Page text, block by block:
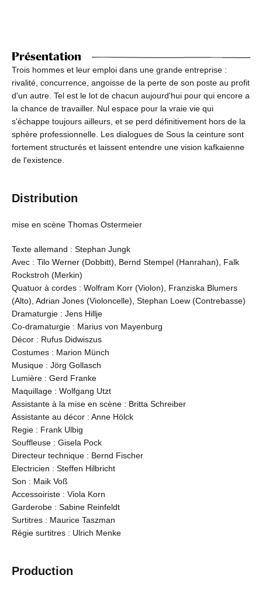
Présentation
Trois hommes et leur emploi dans une grande entreprise :
rivalité, concurrence, angoisse de la perte de son poste au profit
d'un autre. Tel est le lot de chacun aujourd'hui pour qui encore a
la chance de travailler. Nul espace pour la vraie vie qui
s'échappe toujours ailleurs, et se perd définitivement hors de la
sphère professionnelle. Les dialogues de Sous la ceinture sont
fortement structurés et laissent entendre une vision kafkaienne
de l'existence.
Distribution
mise en scène Thomas Ostermeier
Texte allemand : Stephan Jungk
Avec : Tilo Werner (Dobbitt), Bernd Stempel (Hanrahan), Falk
Rockstroh (Merkin)
Quatuor à cordes : Wolfram Korr (Violon), Franziska Blumers
(Alto), Adrian Jones (Violoncelle), Stephan Loew (Contrebasse)
Dramaturgie : Jens Hillje
Co-dramaturgie : Marius von Mayenburg
Décor : Rufus Didwiszus
Costumes : Marion Münch
Musique : Jörg Gollasch
Lumière : Gerd Franke
Maquillage : Wolfgang Utzt
Assistante à la mise en scène : Britta Schreiber
Assistante au décor : Anne Hölck
Regie : Frank Ulbig
Souffleuse : Gisela Pock
Directeur technique : Bernd Fischer
Electricien : Steffen Hilbricht
Son : Maik Voß
Accessoiriste : Viola Korn
Garderobe : Sabine Reinfeldt
Surtitres : Maurice Taszman
Régie surtitres : Ulrich Menke
Production